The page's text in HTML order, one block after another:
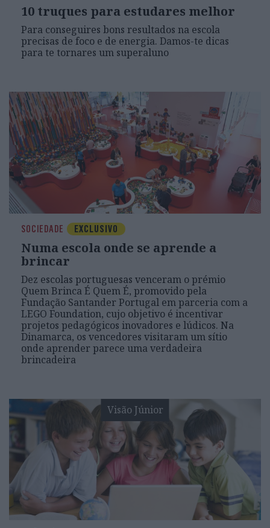
10 truques para estudares melhor
Para conseguires bons resultados na escola
precisas de foco e de energia. Damos-te dicas
para te tornares um superaluno
SOCIEDADE EXCLUSIVO
Numa escola onde se aprende a
brincar
Dez escolas portuguesas venceram o prémio
Quem Brinca É Quem É, promovido pela
Fundação Santander Portugal em parceria com a
LEGO Foundation, cujo objetivo é incentivar
projetos pedagógicos inovadores e lúdicos. Na
Dinamarca, os vencedores visitaram um sítio
onde aprender parece uma verdadeira
brincadeira
Visão Júnior